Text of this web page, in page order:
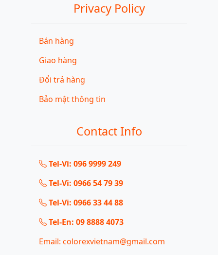
Privacy Policy
Bán hàng
Giao hàng
Đổi trả hàng
Bảo mật thông tin
Contact Info
Tel-Vi: 096 9999 249
Tel-Vi: 0966 54 79 39
Tel-Vi: 0966 33 44 88
Tel-En: 09 8888 4073
Email: colorexvietnam@gmail.com